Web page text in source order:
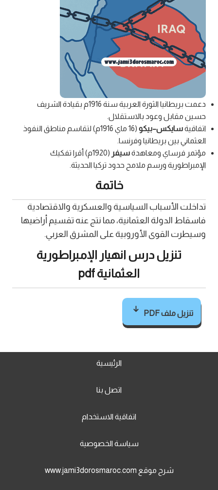
دعمت بريطانيا الثورة العربية سنة 1916م بقيادة الشريف
حسين مقابل وعود بالاستقلال.
اتفاقيةسايكس–بيكو
(16 ماي 1916م) لتقاسم مناطق النفوذ
العثماني بين بريطانيا وفرنسا.
مؤتمر فرساي ومعاهدةسيفر
(1920م) أقرا تفكيك
الإمبراطورية ورسم ملامح حدود تركيا الحديثة.
خاتمة
تداخلت الأسباب السياسية والعسكرية والاقتصادية
فاسقاط الدولة العثمانية، مما نتج عنه تقسيم أراضيها
وسيطرت القوى الأوروبية على المشرق العربي.
تنزيل درس انهيار الإمبراطورية
العثمانية pdf
تنزيل ملف PDF
الرئيسية
اتصل بنا
اتفاقية الاستخدام
سياسة الخصوصية
شرح موقع www.jami3dorosmaroc.com